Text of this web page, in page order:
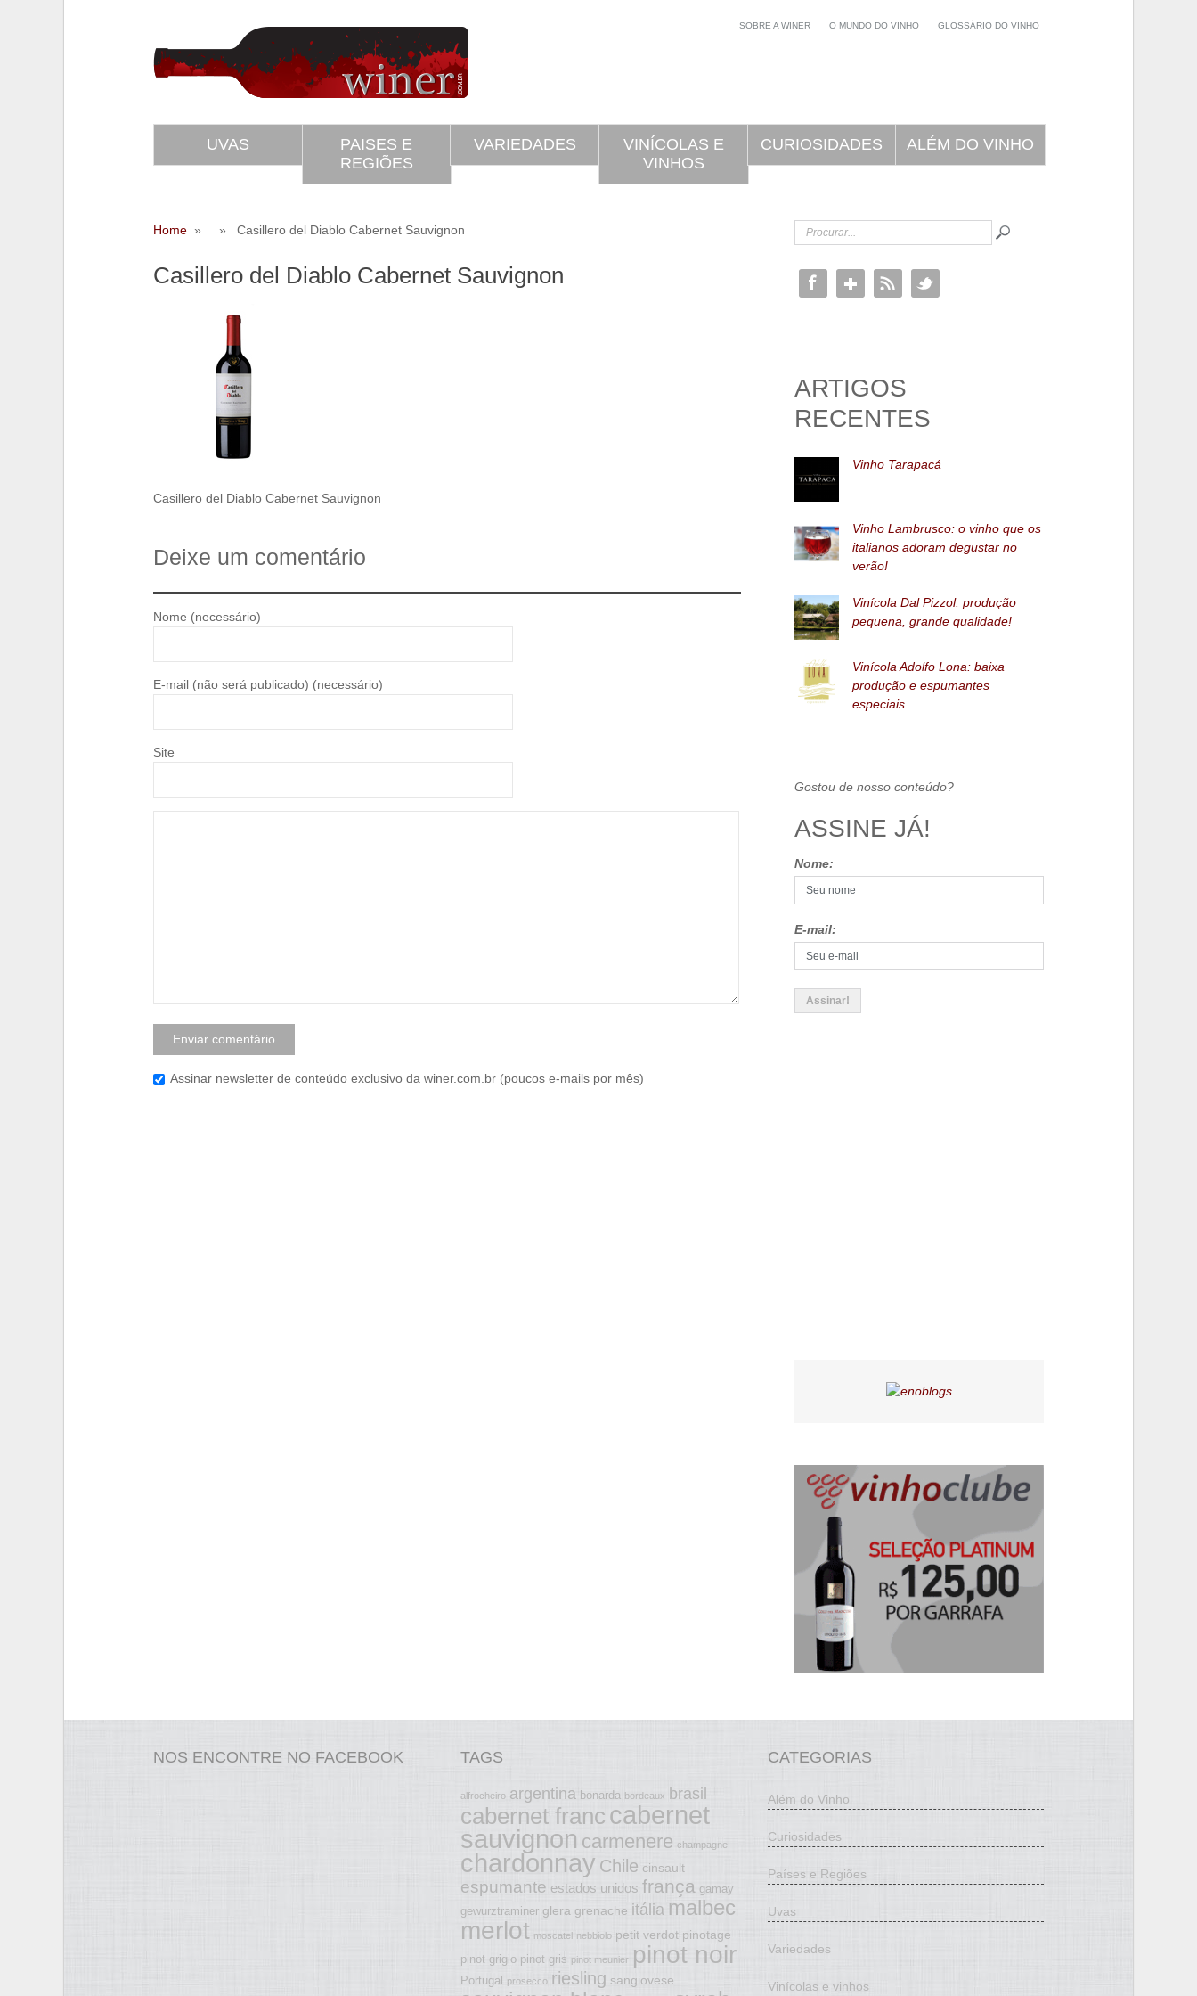
SOBRE A WINER O MUNDO DO VINHO GLOSSÁRIO DO VINHO
UVAS
PAISES E
REGIÕES
VARIEDADES
VINÍCOLAS E
VINHOS
CURIOSIDADES ALÉM DO VINHO
Home » » Casillero del Diablo Cabernet Sauvignon
Casillero del Diablo Cabernet Sauvignon
Casillero del Diablo Cabernet Sauvignon
Deixe um comentário
Nome (necessário)
E-mail (não será publicado) (necessário)
Site
Assinar newsletter de conteúdo exclusivo da winer.com.br (poucos e-mails por mês)
ARTIGOS
RECENTES
Vinho Tarapacá
Vinho Lambrusco: o vinho que os
italianos adoram degustar no
verão!
Vinícola Dal Pizzol: produção
pequena, grande qualidade!
Vinícola Adolfo Lona: baixa
produção e espumantes
especiais
Gostou de nosso conteúdo?
ASSINE JÁ!
Nome:
E-mail:
NOS ENCONTRE NO FACEBOOK TAGS
alfrocheiro argentina bonarda bordeaux brasil
cabernet franc cabernet
sauvignon carmenere champagne
chardonnay Chile cinsault
espumante estados unidos frança gamay
gewurztraminer glera grenache itália malbec
merlot moscatel nebbiolo petit verdot pinotage
pinot grigio pinot gris pinot meunier pinot noir
Portugal prosecco riesling sangiovese
CATEGORIAS
Além do Vinho
Curiosidades
Países e Regiões
Uvas
Variedades
Vinícolas e vinhos